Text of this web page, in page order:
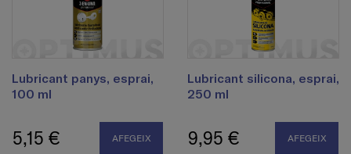
Lubricant panys, esprai,
100 ml
5,15 € AFEGEIX
Lubricant silicona, esprai,
250 ml
9,95 € AFEGEIX